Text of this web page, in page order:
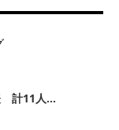
計11人...